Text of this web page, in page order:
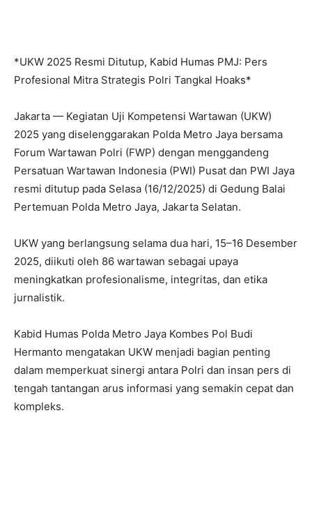
*UKW 2025 Resmi Ditutup, Kabid Humas PMJ: Pers
Profesional Mitra Strategis Polri Tangkal Hoaks*
Jakarta — Kegiatan Uji Kompetensi Wartawan (UKW)
2025 yang diselenggarakan Polda Metro Jaya bersama
Forum Wartawan Polri (FWP) dengan menggandeng
Persatuan Wartawan Indonesia (PWI) Pusat dan PWI Jaya
resmi ditutup pada Selasa (16/12/2025) di Gedung Balai
Pertemuan Polda Metro Jaya, Jakarta Selatan.
UKW yang berlangsung selama dua hari, 15–16 Desember
2025, diikuti oleh 86 wartawan sebagai upaya
meningkatkan profesionalisme, integritas, dan etika
jurnalistik.
Kabid Humas Polda Metro Jaya Kombes Pol Budi
Hermanto mengatakan UKW menjadi bagian penting
dalam memperkuat sinergi antara Polri dan insan pers di
tengah tantangan arus informasi yang semakin cepat dan
kompleks.